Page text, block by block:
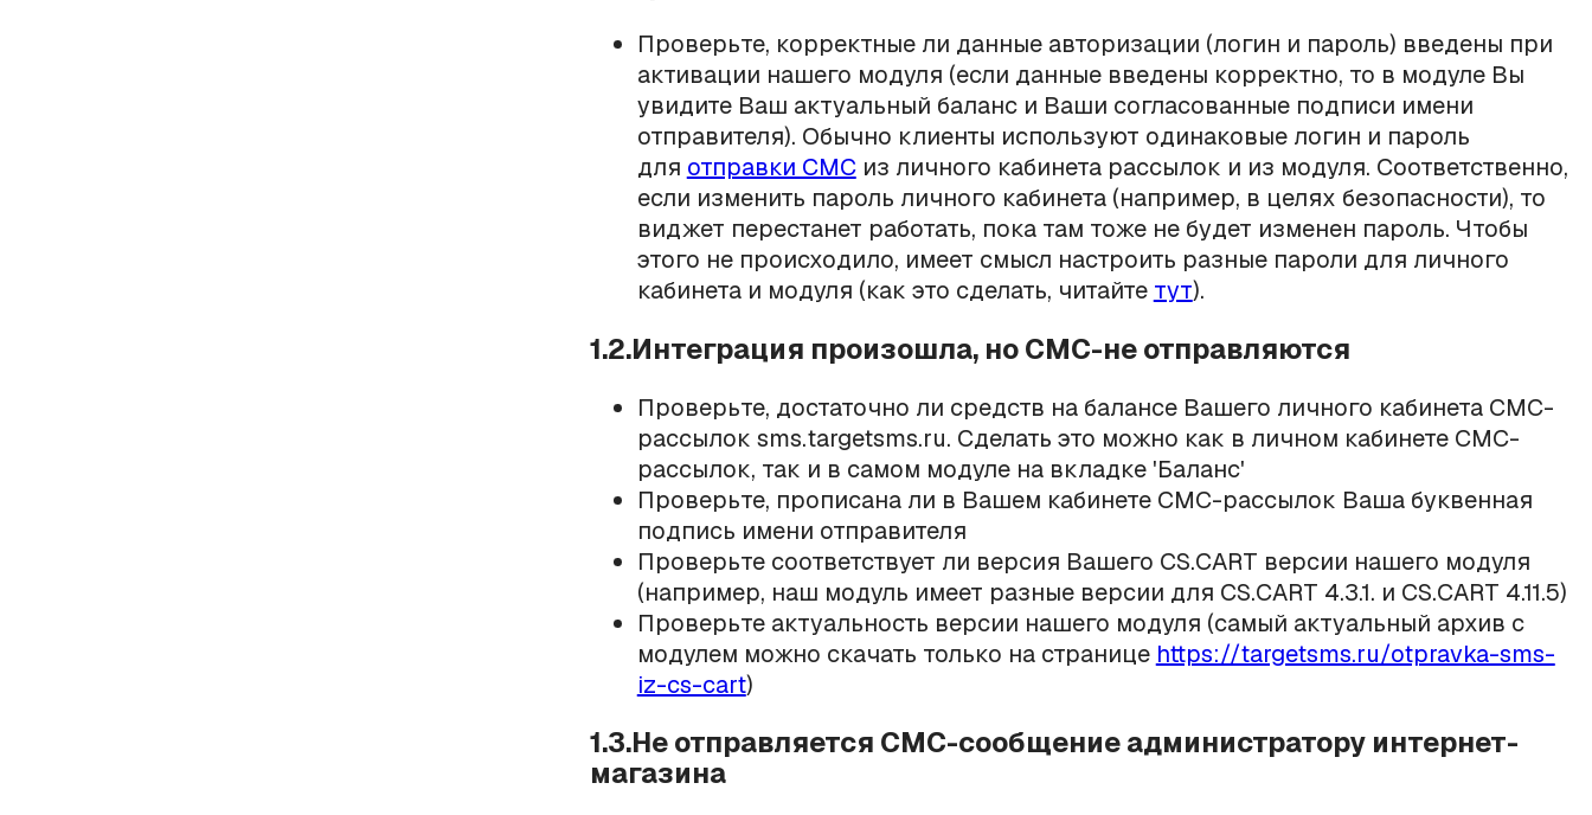
Проверьте, корректные ли данные авторизации (логин и пароль) введены при
активации нашего модуля (если данные введены корректно, то в модуле Вы
увидите Ваш актуальный баланс и Ваши согласованные подписи имени
отправителя). Обычно клиенты используют одинаковые логин и пароль
для отправки СМСиз личного кабинета рассылок и из модуля. Соответственно,
если изменить пароль личного кабинета (например, в целях безопасности), то
виджет перестанет работать, пока там тоже не будет изменен пароль. Чтобы
этого не происходило, имеет смысл настроить разные пароли для личного
кабинета и модуля (как это сделать, читайте тут).
1.2.Интеграция произошла, но СМС-не отправляются
Проверьте, достаточно ли средств на балансе Вашего личного кабинета СМС-
рассылок sms.targetsms.ru. Сделать это можно как в личном кабинете СМС-
рассылок, так и в самом модуле на вкладке 'Баланс'
Проверьте, прописана ли в Вашем кабинете СМС-рассылок Ваша буквенная
подпись имени отправителя
Проверьте соответствует ли версия Вашего CS.CART версии нашего модуля
(например, наш модуль имеет разные версии для CS.CART 4.3.1. и CS.CART 4.11.5)
Проверьте актуальность версии нашего модуля (самый актуальный архив с
модулем можно скачать только на странице https://targetsms.ru/otpravka-sms-
iz-cs-cart)
1.3.Не отправляется СМС-сообщение администратору интернет-
магазина